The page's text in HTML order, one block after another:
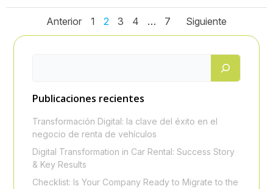
Navegación
entradas
Anterior
Navegación
entradas
Página
1 Página
2 Página
3 Página
4 … Página
7
de
Siguiente
Publicaciones recientes
Transformación Digital: la clave del éxito en el
negocio de renta de vehículos
Digital Transformation in Car Rental: Success Story
& Key Results
Checklist: Is Your Company Ready to Migrate to the